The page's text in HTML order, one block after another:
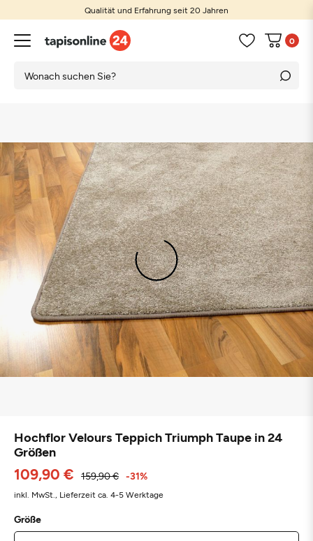
Qualität und Erfahrung seit 20 Jahren
0
Hochflor Velours Teppich Triumph Taupe in 24
Größen
109,90 € 159,90 € -31%
inkl. MwSt., Lieferzeit ca. 4-5 Werktage
Größe